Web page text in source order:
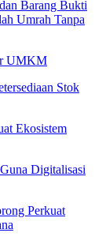
Barang Bukti
Umrah Tanpa
UMKM
Stok
Ekosistem
Digitalisasi
Perkuat